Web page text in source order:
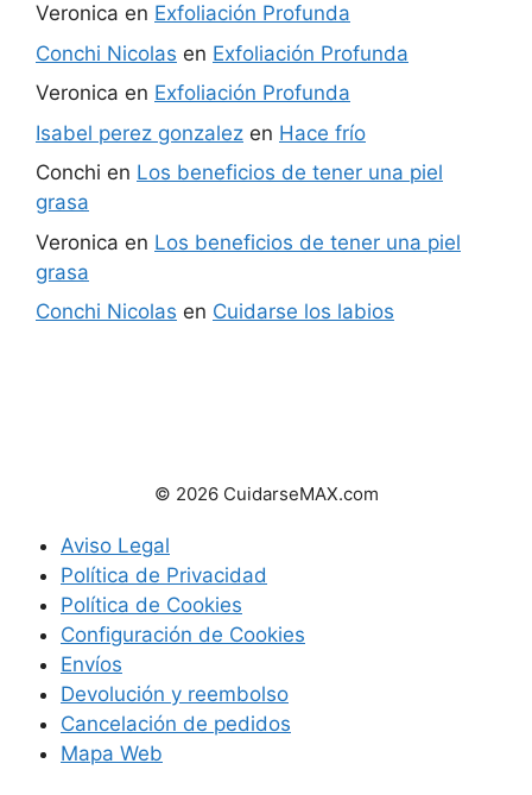
Veronica en Exfoliación Profunda
Conchi Nicolas en Exfoliación Profunda
Veronica en Exfoliación Profunda
Isabel perez gonzalez en Hace frío
Conchi en Los beneficios de tener una piel
grasa
Veronica en Los beneficios de tener una piel
grasa
Conchi Nicolas en Cuidarse los labios
© 2026 CuidarseMAX.com
Aviso Legal
Política de Privacidad
Política de Cookies
Configuración de Cookies
Envíos
Devolución y reembolso
Cancelación de pedidos
Mapa Web